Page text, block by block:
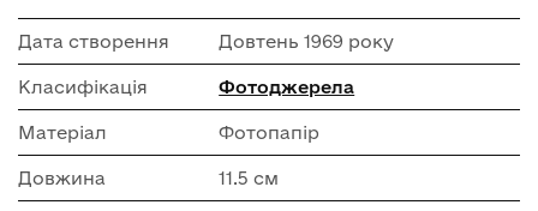
Дата створення Довтень 1969 року
Класифікація Фотоджерела
Матеріал Фотопапір
Довжина 11.5 см